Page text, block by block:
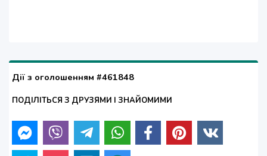
Дії з оголошенням #461848
ПОДІЛІТЬСЯ З ДРУЗЯМИ І ЗНАЙОМИМИ